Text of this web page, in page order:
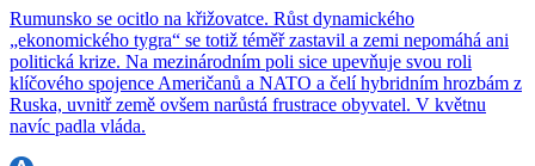
Rumunsko se ocitlo na křižovatce. Růst dynamického
„ekonomického tygra“ se totiž téměř zastavil a zemi nepomáhá ani
politická krize. Na mezinárodním poli sice upevňuje svou roli
klíčového spojence Američanů a NATO a čelí hybridním hrozbám z
Ruska, uvnitř země ovšem narůstá frustrace obyvatel. V květnu
navíc padla vláda.